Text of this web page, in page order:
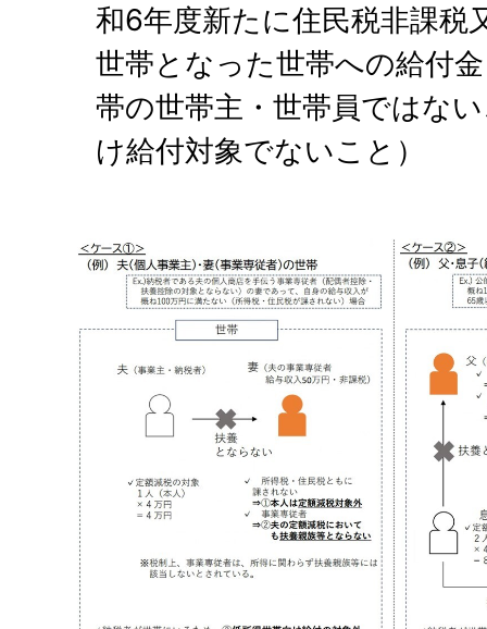
和6年度新たに住民税非課税
世帯となった世帯への給付
帯の世帯主・世帯員ではな
け給付対象でないこと）